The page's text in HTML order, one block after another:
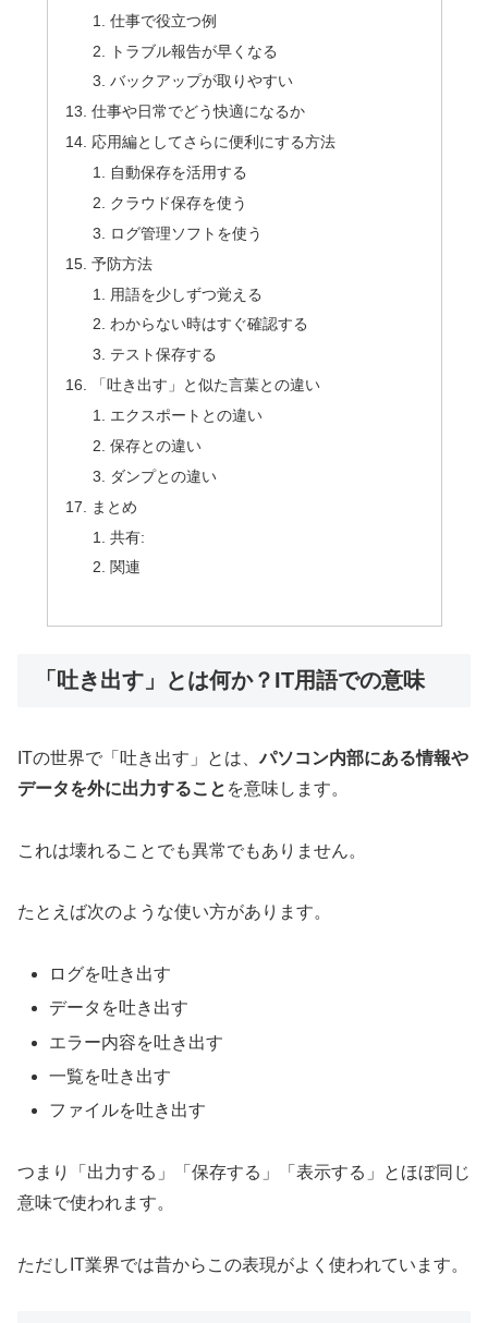
仕事で役立つ例
トラブル報告が早くなる
バックアップが取りやすい
仕事や日常でどう快適になるか
応用編としてさらに便利にする方法
自動保存を活用する
クラウド保存を使う
ログ管理ソフトを使う
予防方法
用語を少しずつ覚える
わからない時はすぐ確認する
テスト保存する
「吐き出す」と似た言葉との違い
エクスポートとの違い
保存との違い
ダンプとの違い
まとめ
共有:
関連
「吐き出す」とは何か？IT用語での意味
ITの世界で「吐き出す」とは、パソコン内部にある情報や
データを外に出力すること を意味します。
これは壊れることでも異常でもありません。
たとえば次のような使い方があります。
ログを吐き出す
データを吐き出す
エラー内容を吐き出す
一覧を吐き出す
ファイルを吐き出す
つまり「出力する」「保存する」「表示する」とほぼ同じ
意味で使われます。
ただしIT業界では昔からこの表現がよく使われています。